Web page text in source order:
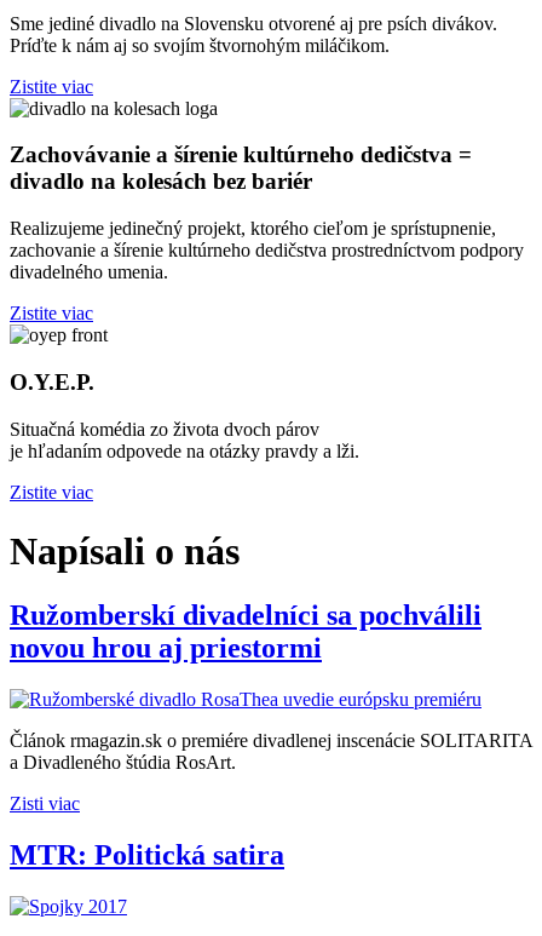
Sme jediné divadlo na Slovensku otvorené aj pre psích divákov.
Príďte k nám aj so svojím štvornohým miláčikom.
Zistite viac
Zachovávanie a šírenie kultúrneho dedičstva =
divadlo na kolesách bez bariér
Realizujeme jedinečný projekt, ktorého cieľom je sprístupnenie,
zachovanie a šírenie kultúrneho dedičstva prostredníctvom podpory
divadelného umenia.
Zistite viac
O.Y.E.P.
Situačná komédia zo života dvoch párov
je hľadaním odpovede na otázky pravdy a lži.
Zistite viac
Napísali o nás
Ružomberskí divadelníci sa pochválili
novou hrou aj priestormi
Článok rmagazin.sk o premiére divadlenej inscenácie SOLITARITA
a Divadleného štúdia RosArt.
Zisti viac
MTR: Politická satira